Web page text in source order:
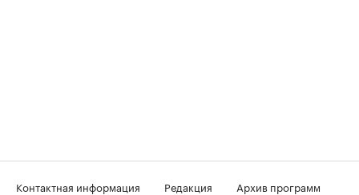
Контактная информация Редакция
Архив программ